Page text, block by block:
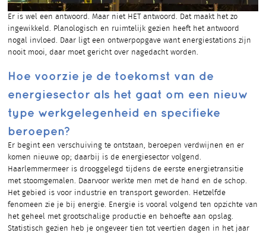
Er is wel een antwoord. Maar niet HET antwoord. Dat maakt het zo
ingewikkeld. Planologisch en ruimtelijk gezien heeft het antwoord
nogal invloed. Daar ligt een ontwerpopgave want energiestations zijn
nooit mooi, daar moet gericht over nagedacht worden.
Hoe voorzie je de toekomst van de
energiesector als het gaat om een nieuw
type werkgelegenheid en specifieke
beroepen?
Er begint een verschuiving te ontstaan, beroepen verdwijnen en er
komen nieuwe op; daarbij is de energiesector volgend.
Haarlemmermeer is drooggelegd tijdens de eerste energietransitie
met stoomgemalen. Daarvoor werkte men met de hand en de schop.
Het gebied is voor industrie en transport geworden. Hetzelfde
fenomeen zie je bij energie. Energie is vooral volgend ten opzichte van
het geheel met grootschalige productie en behoefte aan opslag.
Statistisch gezien heb je ongeveer tien tot veertien dagen in het jaar